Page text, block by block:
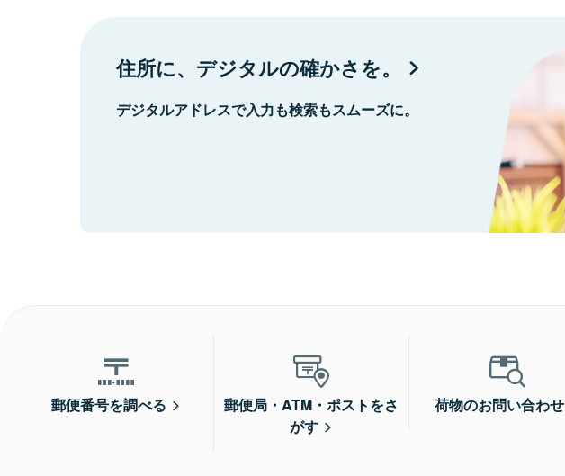
住所に、デジタルの確かさを。
デジタルアドレスで入力も検索もスムーズに。
郵便番号を調べる
郵便局・ATM・ポストをさ
がす
荷物のお問い合わせ